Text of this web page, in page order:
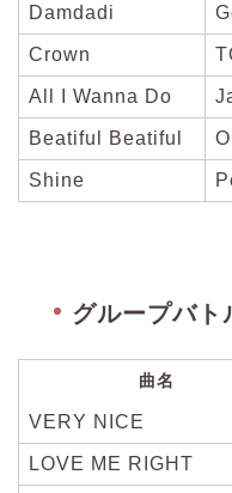
Damdadi
Crown
All I Wanna Do
Beatiful Beatiful
Shine
グループバト
曲名
VERY NICE
LOVE ME RIGHT